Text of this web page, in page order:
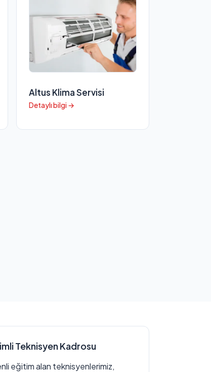
Altus Klima Servisi
Detaylı bilgi →
Teknisyen Kadrosu
eğitim alan teknisyenlerimiz,